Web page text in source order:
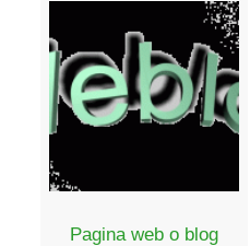
Pagina web o blog